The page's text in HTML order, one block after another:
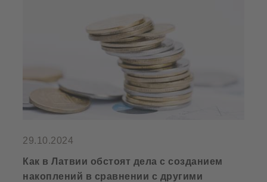
29.10.2024
Как в Латвии обстоят дела с созданием
накоплений в сравнении с другими